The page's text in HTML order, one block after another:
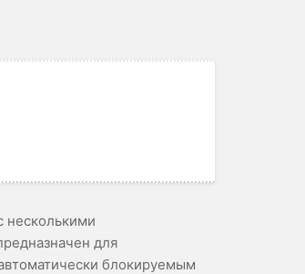
несколькими
для
блокируемым